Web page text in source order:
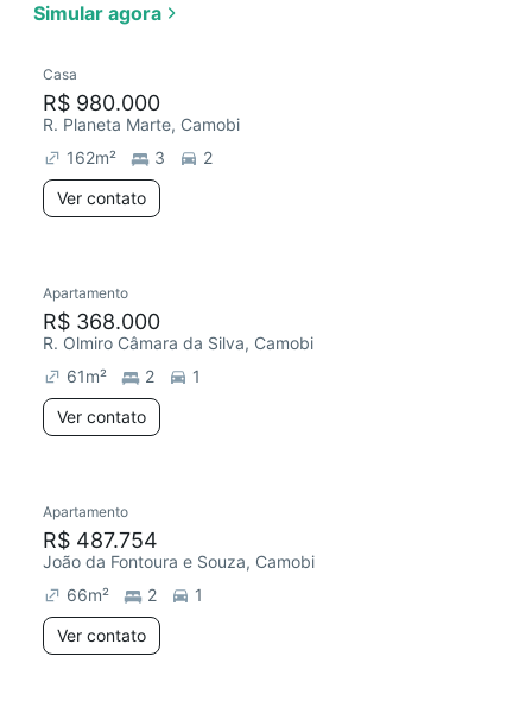
Simular agora
Casa
R$ 980.000
R. Planeta Marte, Camobi
162m² 3
2
Ver contato
Apartamento
R$ 368.000
R. Olmiro Câmara da Silva, Camobi
61m² 2
1
Ver contato
Apartamento
R$ 487.754
João da Fontoura e Souza, Camobi
66m² 2
1
Ver contato